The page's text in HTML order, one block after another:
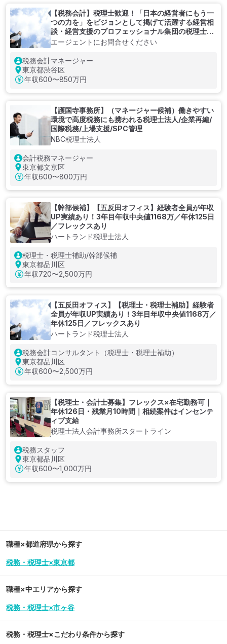
【税務会計】税理士歓迎！「日本の経営者にもう一
つの力を」をビジョンとして掲げて活躍する経営相
談・経営支援のプロフェッショナル集団の税理士法
人
エージェントにお問合せください
税務会計マネージャー
東京都渋谷区
年収600〜850万円
【護国寺事務所】（マネージャー候補）働きやすい
環境で高度税務にも携われる税理士法人/企業再編/
国際税務/上場支援/SPC管理
NBC税理士法人
会計税務マネージャー
東京都文京区
年収600〜800万円
【幹部候補】【五反田オフィス】経験者全員が年収
UP実績あり！3年目年収中央値1168万／年休125日
／フレックスあり
ハートランド税理士法人
税理士・税理士補助/幹部候補
東京都品川区
年収720〜2,500万円
【五反田オフィス】【税理士・税理士補助】経験者
全員が年収UP実績あり！3年目年収中央値1168万／
年休125日／フレックスあり
ハートランド税理士法人
税務会計コンサルタント（税理士・税理士補助）
東京都品川区
年収600〜2,500万円
【税理士・会計士募集】フレックス×在宅勤務可｜
年休126日・残業月10時間｜相続案件はインセンテ
ィブ支給
税理士法人会計事務所スタートライン
税務スタッフ
東京都品川区
年収600〜1,000万円
職種×都道府県から探す
税務・税理士×東京都
職種×中エリアから探す
税務・税理士×市ヶ谷
税務・税理士×こだわり条件から探す